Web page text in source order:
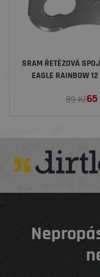
SRAM ŘETĚZOVÁ
EAGLE RAINBOW
89 Kč65